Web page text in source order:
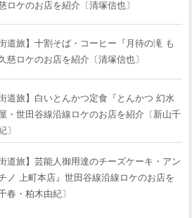
ロケのお店を紹介〔清塚信也〕
道旅】十割そば・コーヒー『月待の滝 も
慈ロケのお店を紹介〔清塚信也〕
道旅】白いとんかつ定食『とんかつ 幻水
・世田谷線沿線ロケのお店を紹介〔新山千
〕
道旅】芸能人御用達のチーズケーキ・アン
ノ 上町本店』世田谷線沿線ロケのお店を
春・柏木由紀〕